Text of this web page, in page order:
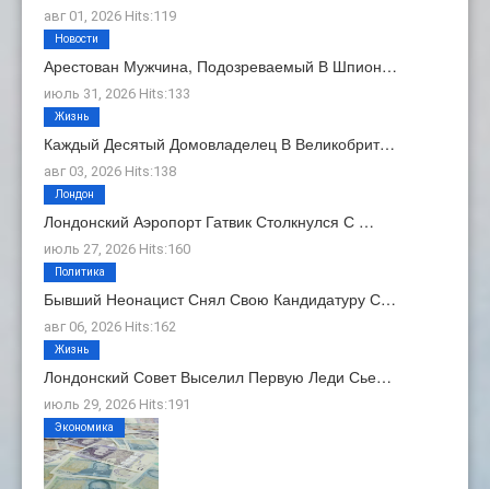
авг 01, 2026 Hits:119
Арестован Мужчина, Подозреваемый В Шпион…
июль 31, 2026 Hits:133
Новости
Каждый Десятый Домовладелец В Великобрит…
авг 03, 2026 Hits:138
Жизнь
Лондонский Аэропорт Гатвик Столкнулся С …
июль 27, 2026 Hits:160
Лондон
Бывший Неонацист Снял Свою Кандидатуру С…
авг 06, 2026 Hits:162
Политика
Лондонский Совет Выселил Первую Леди Сье…
июль 29, 2026 Hits:191
Жизнь
Экономика